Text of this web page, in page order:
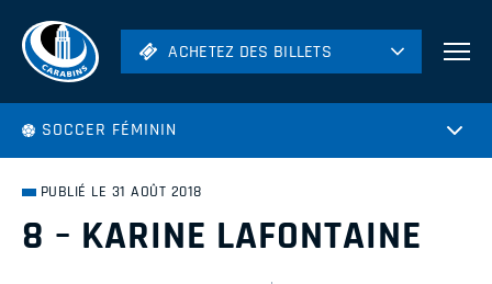
ACHETEZ DES BILLETS
Hockey
ACHETEZ DES BILLETS
SOCCER FÉMININ
PUBLIÉ LE 31 AOÛT 2018
8 – KARINE LAFONTAINE